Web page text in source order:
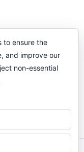
teléfono, que
to ensure the
and improve our
non-essential